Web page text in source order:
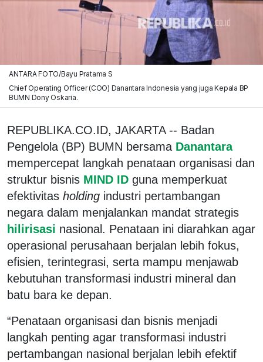
ANTARA FOTO/Bayu Pratama S
Chief Operating Officer (COO) Danantara Indonesia yang juga Kepala BP
BUMN Dony Oskaria.
REPUBLIKA.CO.ID, JAKARTA -- Badan
Pengelola (BP) BUMN bersama Danantara
mempercepat langkah penataan organisasi dan
struktur bisnis MIND ID guna memperkuat
efektivitas holding industri pertambangan
negara dalam menjalankan mandat strategis
hilirisasi nasional. Penataan ini diarahkan agar
operasional perusahaan berjalan lebih fokus,
efisien, terintegrasi, serta mampu menjawab
kebutuhan transformasi industri mineral dan
batu bara ke depan.
“Penataan organisasi dan bisnis menjadi
langkah penting agar transformasi industri
pertambangan nasional berjalan lebih efektif